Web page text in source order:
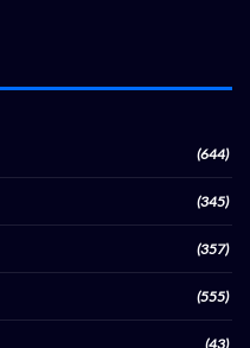
(644)
(345)
(357)
(555)
(43)